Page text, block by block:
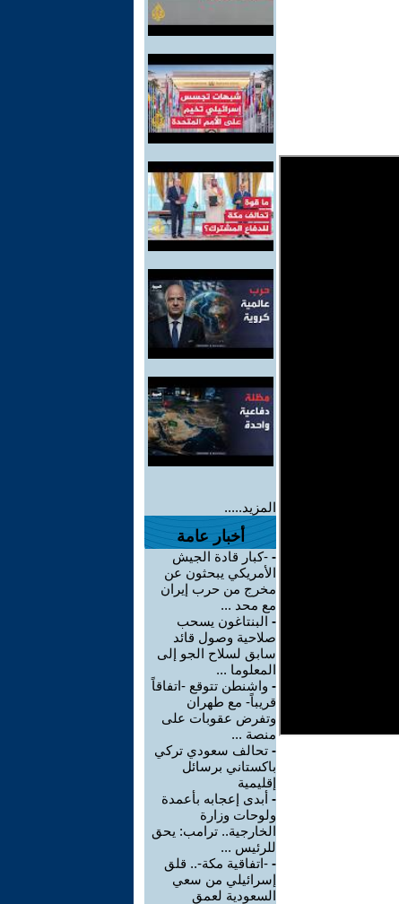
المزيد.....
أخبار عامة
- -كبار قادة الجيش
الأمريكي يبحثون عن
مخرج من حرب إيران
مع محد ...
- البنتاغون يسحب
صلاحية وصول قائد
سابق لسلاح الجو إلى
المعلوما ...
- واشنطن تتوقع -اتفاقاً
قريباً- مع طهران
وتفرض عقوبات على
منصة ...
- تحالف سعودي تركي
باكستاني برسائل
إقليمية
- أبدى إعجابه بأعمدة
ولوحات وزارة
الخارجية.. ترامب: يحق
للرئيس ...
- -اتفاقية مكة-.. قلق
إسرائيلي من سعي
السعودية لعمق